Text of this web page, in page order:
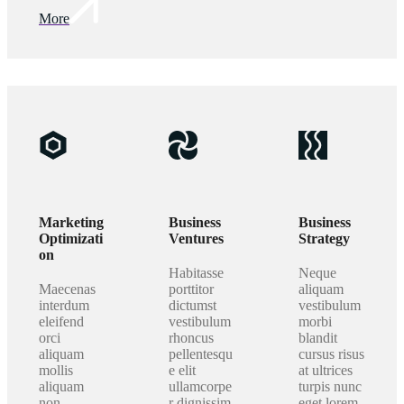
More
Marketing
Optimizati
on
Maecenas
interdum
eleifend
orci
aliquam
mollis
aliquam
Business
Ventures
Habitasse
porttitor
dictumst
vestibulum
rhoncus
pellentesqu
e elit
ullamcorpe
Business
Strategy
Neque
aliquam
vestibulum
morbi
blandit
cursus risus
at ultrices
turpis nunc